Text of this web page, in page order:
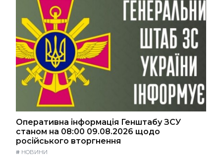
Оперативна інформація Генштабу ЗСУ
станом на 08:00 09.08.2026 щодо
російського вторгнення
# НОВИНИ